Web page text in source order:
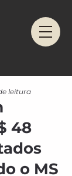
48
o MS
leitura